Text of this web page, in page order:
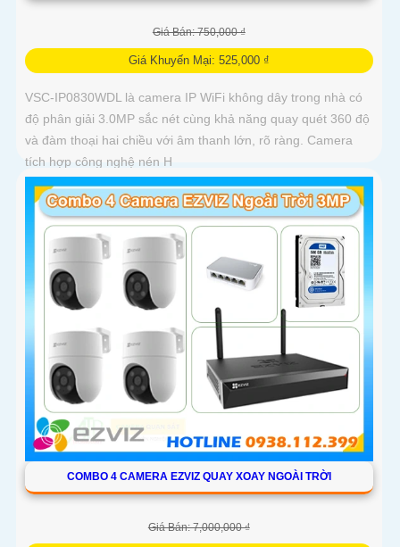
Giá Bán: 750,000 ₫
Giá Khuyến Mại: 525,000 ₫
VSC-IP0830WDL là camera IP WiFi không dây trong nhà có
độ phân giải 3.0MP sắc nét cùng khả năng quay quét 360 độ
và đàm thoại hai chiều với âm thanh lớn, rõ ràng. Camera
tích hợp công nghệ nén H
COMBO 4 CAMERA EZVIZ QUAY XOAY NGOÀI TRỜI
Giá Bán: 7,000,000 ₫